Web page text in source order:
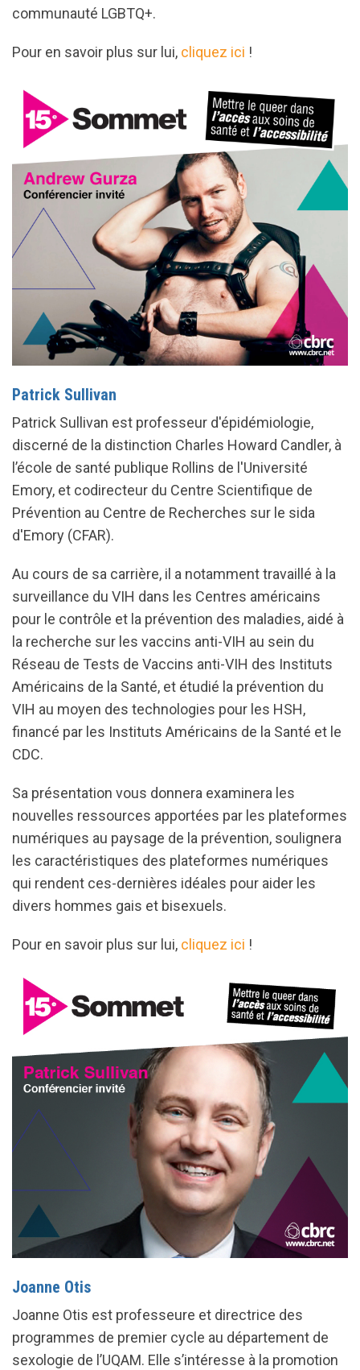
communauté LGBTQ+.
Pour en savoir plus sur lui, cliquez ici !
Patrick Sullivan
Patrick Sullivan est professeur d'épidémiologie,
discerné de la distinction Charles Howard Candler, à
l’école de santé publique Rollins de l'Université
Emory, et codirecteur du Centre Scientifique de
Prévention au Centre de Recherches sur le sida
d'Emory (CFAR).
Au cours de sa carrière, il a notamment travaillé à la
surveillance du VIH dans les Centres américains
pour le contrôle et la prévention des maladies, aidé à
la recherche sur les vaccins anti-VIH au sein du
Réseau de Tests de Vaccins anti-VIH des Instituts
Américains de la Santé, et étudié la prévention du
VIH au moyen des technologies pour les HSH,
financé par les Instituts Américains de la Santé et le
CDC.
Sa présentation vous donnera examinera les
nouvelles ressources apportées par les plateformes
numériques au paysage de la prévention, soulignera
les caractéristiques des plateformes numériques
qui rendent ces-dernières idéales pour aider les
divers hommes gais et bisexuels.
Pour en savoir plus sur lui, cliquez ici !
Joanne Otis
Joanne Otis est professeure et directrice des
programmes de premier cycle au département de
sexologie de l’UQAM. Elle s’intéresse à la promotion